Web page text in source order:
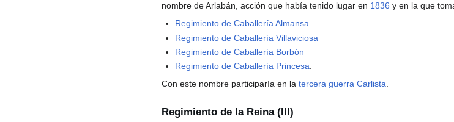
nombre de Arlabán, acción que había tenido lugar en 1836 y en la que
Regimiento de Caballería Almansa
Regimiento de Caballería Villaviciosa
Regimiento de Caballería Borbón
Regimiento de Caballería Princesa.
Con este nombre participaría en la tercera guerra Carlista.
Regimiento de la Reina (III)